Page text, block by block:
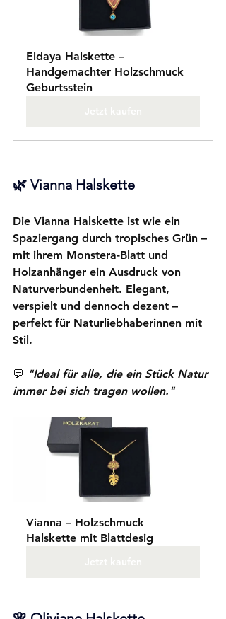
Eldaya Halskette –
Handgemachter Holzschmuck
Geburtsstein
🌿 Vianna Halskette
Die Vianna Halskette ist wie ein
Spaziergang durch tropisches Grün –
mit ihrem Monstera-Blatt und
Holzanhänger ein Ausdruck von
Naturverbundenheit. Elegant,
verspielt und dennoch dezent –
perfekt für Naturliebhaberinnen mit
Stil.
💬 "Ideal für alle, die ein Stück Natur
immer bei sich tragen wollen."
Vianna – Holzschmuck
Halskette mit Blattdesig